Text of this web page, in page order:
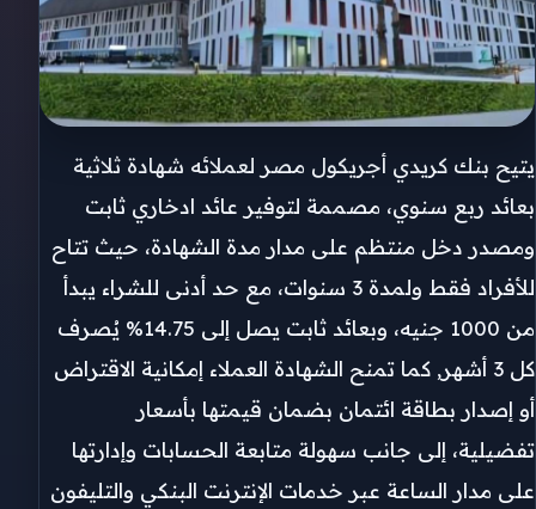
يتيح بنك كريدي أجريكول مصر لعملائه شهادة ثلاثية
بعائد ربع سنوي، مصممة لتوفير عائد ادخاري ثابت
ومصدر دخل منتظم على مدار مدة الشهادة، حيث تتاح
للأفراد فقط ولمدة 3 سنوات، مع حد أدنى للشراء يبدأ
من 1000 جنيه، وبعائد ثابت يصل إلى 14.75% يُصرف
كل 3 أشهر, كما تمنح الشهادة العملاء إمكانية الاقتراض
أو إصدار بطاقة ائتمان بضمان قيمتها بأسعار
تفضيلية، إلى جانب سهولة متابعة الحسابات وإدارتها
على مدار الساعة عبر خدمات الإنترنت البنكي والتليفون